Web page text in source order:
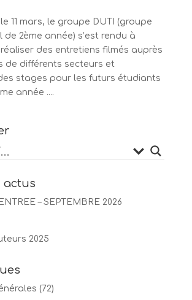
11 mars, le groupe DUTI (groupe
2ème année) s’est rendu à
des entretiens filmés auprès
de différents secteurs et
stages pour les futurs étudiants
année ....
actus
– SEPTEMBRE 2026
2025
(72)